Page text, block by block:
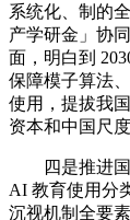
系统化、制的
产学研金」协
面，明白到
保障模子算法
使用，提拔我
资本和中国尺
四是推进国
AI 教育使用分
沉视机制全要